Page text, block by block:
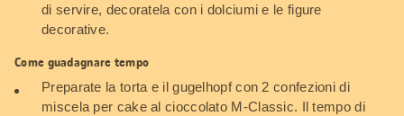
di servire, decoratela con i dolciumi e le figure
decorative.
Come guadagnare tempo
Preparate la torta e il gugelhopf con 2 confezioni di
miscela per cake al cioccolato M-Classic. Il tempo di